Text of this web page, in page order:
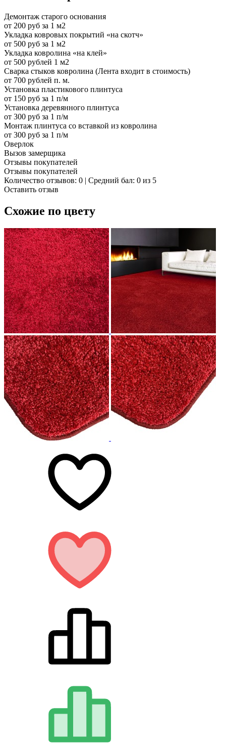
Демонтаж старого основания
от 200 руб за 1 м2
Укладка ковровых покрытий «на скотч»
от 500 руб за 1 м2
Укладка ковролина «на клей»
от 500 рублей 1 м2
Сварка стыков ковролина (Лента входит в стоимость)
от 700 рублей п. м.
Установка пластикового плинтуса
от 150 руб за 1 п/м
Установка деревянного плинтуса
от 300 руб за 1 п/м
Монтаж плинтуса со вставкой из ковролина
от 300 руб за 1 п/м
Оверлок
Вызов замерщика
Отзывы покупателей
Отзывы покупателей
Количество отзывов: 0 | Средний бал: 0 из 5
Оставить отзыв
Схожие по цвету